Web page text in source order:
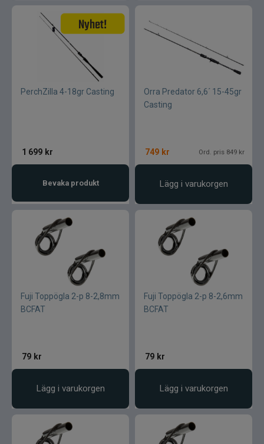
PerchZilla 4-18gr Casting
1 699 kr
Bevaka produkt
Orra Predator 6,6´ 15-45gr
Casting
749 kr Ord. pris 849 kr
Lägg i varukorgen
Fuji Toppögla 2-p 8-2,8mm
BCFAT
79 kr
Lägg i varukorgen
Fuji Toppögla 2-p 8-2,6mm
BCFAT
79 kr
Lägg i varukorgen